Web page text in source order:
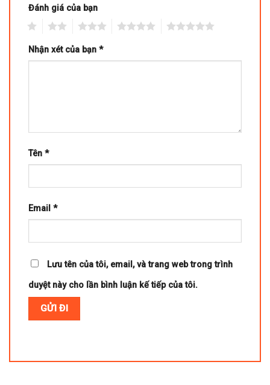
Đánh giá của bạn
Nhận xét của bạn *
Tên *
Email *
Lưu tên của tôi, email, và trang web trong trình
duyệt này cho lần bình luận kế tiếp của tôi.